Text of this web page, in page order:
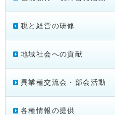
税と経営の研修
地域社会への貢献
異業種交流会・部会活動
各種情報の提供